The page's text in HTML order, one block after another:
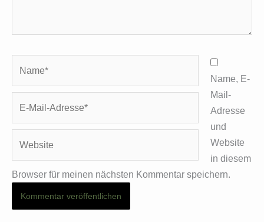
Adresse*
Name, E-
Mail-
Adresse
und
Website
in diesem
Browser für meinen nächsten Kommentar speichern.